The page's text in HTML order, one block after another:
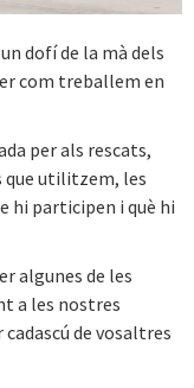
dofí de la mà dels
com treballem en
per als rescats,
que utilitzem, les
hi participen i què hi
algunes de les
a les nostres
de vosaltres